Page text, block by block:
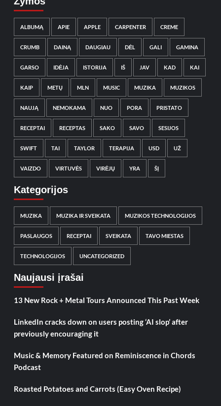
ALBUMĄ APIE APPLE CARPENTER CREME
CRUMB DAINĄ DAUGIAU DĖL GALI GAMINA
GARSO IDĖJA ISTORIJA IŠ JAV KAD KAI
KAIP METŲ MLN MUSIC MUZIKA MUZIKOS
NAUJĄ NEMOKAMA NUO PORA PRISTATO
RECEPTAI RECEPTAS SAKO SAVO SESIJOS
SWIFT TAI TAYLOR TERAPIJA USD UŽ
VAIZDO VIRTUVĖS VIRĖJŲ YRA ŠĮ
Kategorijos
MUZIKA MUZIKA IR SVEIKATA MUZIKOS TECHNOLOGIJOS
PASLAUGOS RECEPTAI SVEIKATA TAVO MIESTAS
TECHNOLOGIJOS UNCATEGORIZED
Naujausi įrašai
13 New Rock + Metal Tours Announced This Past Week
LinkedIn cracks down on users posting ‘AI slop’ after
previously encouraging it
Music & Memory Featured on Reminiscence in Chords
Podcast
Roasted Potatoes and Carrots (Easy Oven Recipe)